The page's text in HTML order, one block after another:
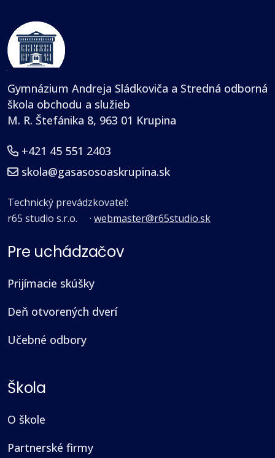
Gymnázium Andreja Sládkoviča a Stredná odborná
škola obchodu a služieb
M. R. Štefánika 8, 963 01 Krupina
+421 45 551 2403
skola@gasasosoaskrupina.sk
Technický prevádzkovateľ:
r65 studio s.r.o.
· webmaster@r65studio.sk
Pre uchádzačov
Prijímacie skúšky
Deň otvorených dverí
Učebné odbory
Škola
O škole
Partnerské firmy